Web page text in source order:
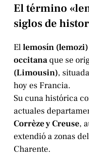
El término
siglos de
Ellemosín (lemozi)
occitanaque se
(Limousin),
hoy es Francia.
Su cuna histórica
actuales
Corrèze y Creuse,
extendió a zonas
Charente.